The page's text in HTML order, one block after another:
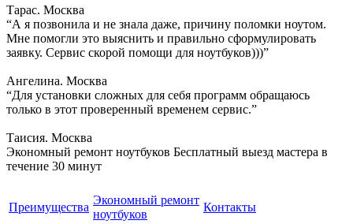
Тарас. Москва
“А я позвонила и не знала даже, причину поломки ноутом.
Мне помогли это выяснить и правильно сформулировать
заявку. Сервис скорой помощи для ноутбуков)))”
Ангелина. Москва
“Для установки сложных для себя программ обращаюсь
только в этот проверенный временем сервис.”
Таисия. Москва
Экономный ремонт ноутбуков Бесплатный выезд мастера в
течение 30 минут
Преимущества
Экономный ремонт
ноутбуков
Контакты